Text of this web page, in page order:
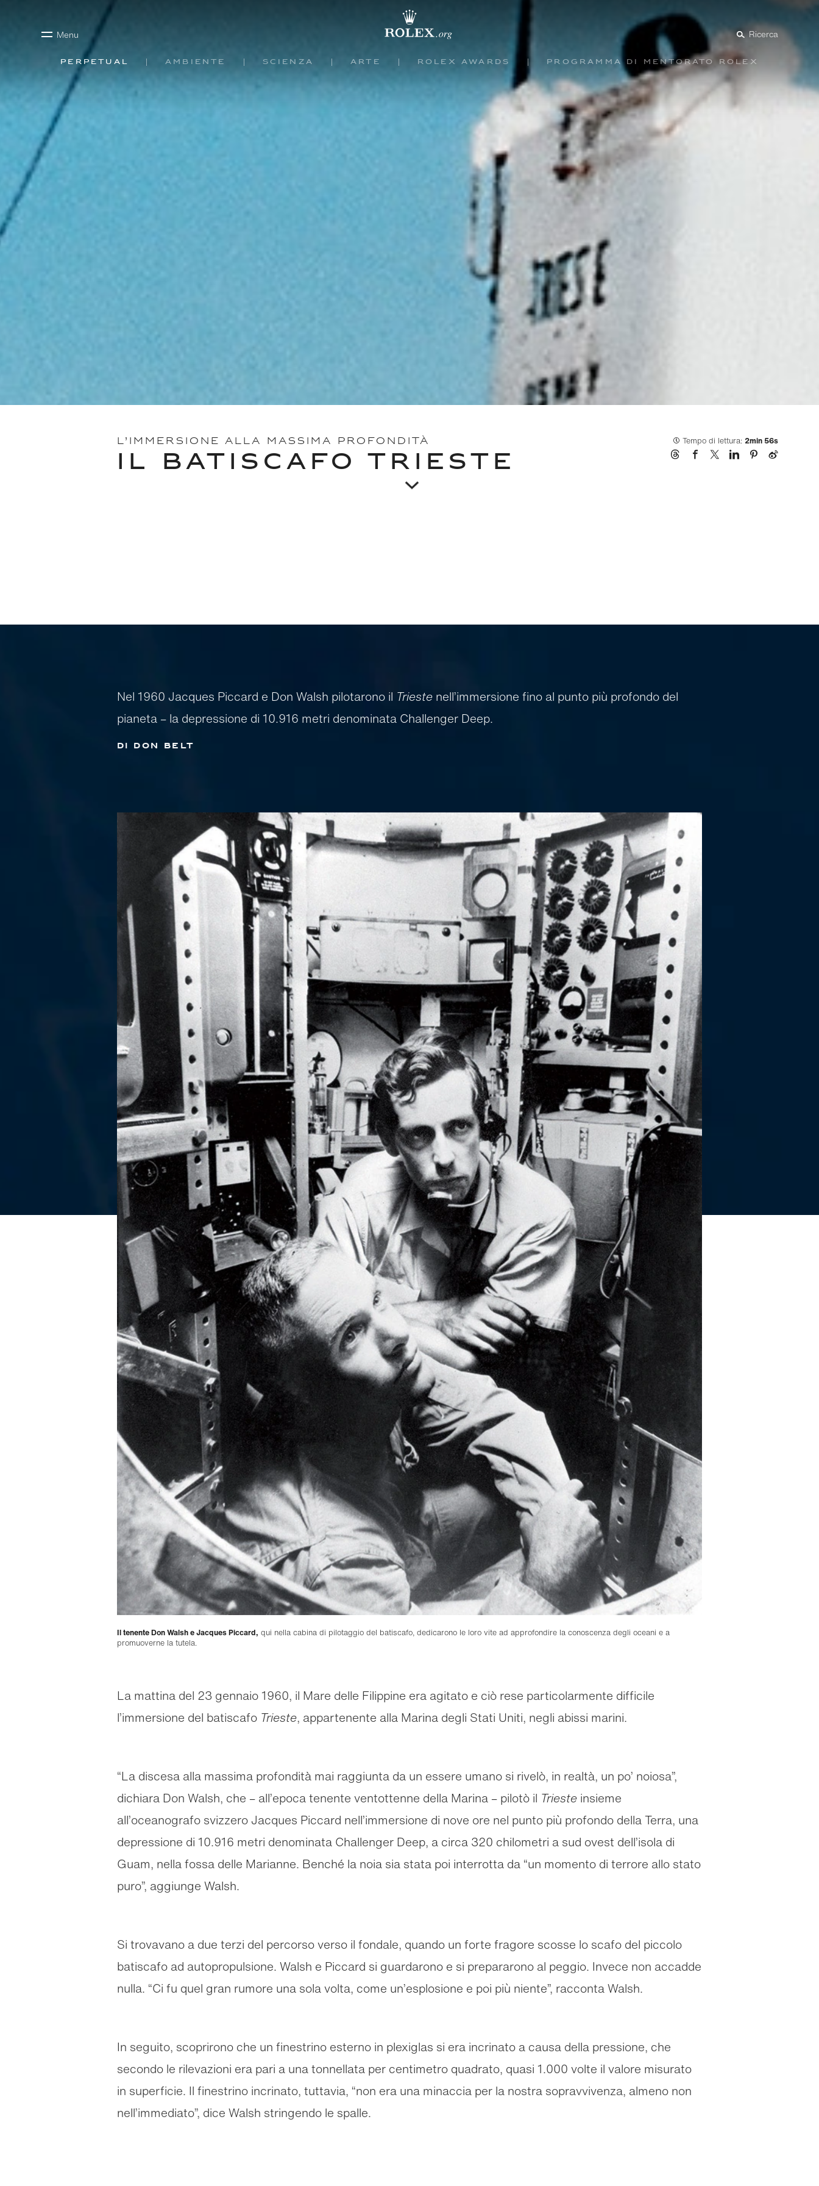
Menu Ricerca
Perpetual Ambiente Scienza Arte Rolex Awards Programma di mentorato Rolex
L’IMMERSIONE ALLA MASSIMA PROFONDITÀ
IL BATISCAFO TRIESTE
Tempo di lettura: 2min 56s
Nel 1960 Jacques Piccard e Don Walsh pilotarono il Trieste nell’immersione fino al punto più profondo del
pianeta – la depressione di 10.916 metri denominata Challenger Deep.
di Don Belt
Il tenente Don Walsh e Jacques Piccard, qui nella cabina di pilotaggio del batiscafo, dedicarono le loro vite ad approfondire la conoscenza degli oceani e a
promuoverne la tutela.
La mattina del 23 gennaio 1960, il Mare delle Filippine era agitato e ciò rese particolarmente difficile
l’immersione del batiscafo Trieste, appartenente alla Marina degli Stati Uniti, negli abissi marini.
“La discesa alla massima profondità mai raggiunta da un essere umano si rivelò, in realtà, un po’ noiosa”,
dichiara Don Walsh, che – all’epoca tenente ventottenne della Marina – pilotò il Trieste insieme
all’oceanografo svizzero Jacques Piccard nell’immersione di nove ore nel punto più profondo della Terra, una
depressione di 10.916 metri denominata Challenger Deep, a circa 320 chilometri a sud ovest dell’isola di
Guam, nella fossa delle Marianne. Benché la noia sia stata poi interrotta da “un momento di terrore allo stato
puro”, aggiunge Walsh.
Si trovavano a due terzi del percorso verso il fondale, quando un forte fragore scosse lo scafo del piccolo
batiscafo ad autopropulsione. Walsh e Piccard si guardarono e si prepararono al peggio. Invece non accadde
nulla. “Ci fu quel gran rumore una sola volta, come un’esplosione e poi più niente”, racconta Walsh.
In seguito, scoprirono che un finestrino esterno in plexiglas si era incrinato a causa della pressione, che
secondo le rilevazioni era pari a una tonnellata per centimetro quadrato, quasi 1.000 volte il valore misurato
in superficie. Il finestrino incrinato, tuttavia, “non era una minaccia per la nostra sopravvivenza, almeno non
nell’immediato”, dice Walsh stringendo le spalle.